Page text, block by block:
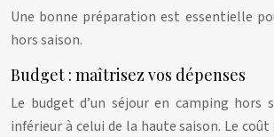
Une bonne préparation est essentielle
hors saison.
Budget : maîtrisez vos dépenses
Le budget d’un séjour en camping hors
inférieur à celui de la haute saison. Le